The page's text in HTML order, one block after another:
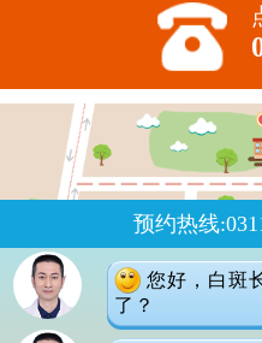
预约热线
您好，白斑
了？